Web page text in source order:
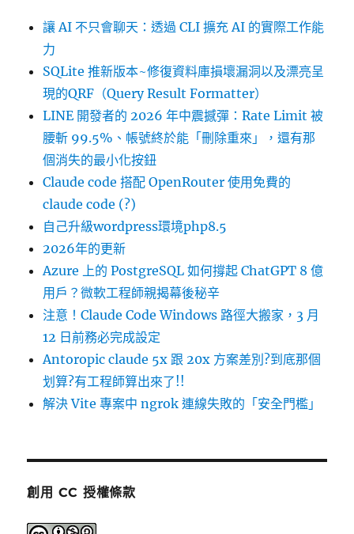
讓 AI 不只會聊天：透過 CLI 擴充 AI 的實際工作能
力
SQLite 推新版本~修復資料庫損壞漏洞以及漂亮呈
現的QRF（Query Result Formatter）
LINE 開發者的 2026 年中震撼彈：Rate Limit 被
腰斬 99.5%、帳號終於能「刪除重來」，還有那
個消失的最小化按鈕
Claude code 搭配 OpenRouter 使用免費的
claude code (?)
自己升級wordpress環境php8.5
2026年的更新
Azure 上的 PostgreSQL 如何撐起 ChatGPT 8 億
用戶？微軟工程師親揭幕後秘辛
注意！Claude Code Windows 路徑大搬家，3 月
12 日前務必完成設定
Antoropic claude 5x 跟 20x 方案差別?到底那個
划算?有工程師算出來了!!
解決 Vite 專案中 ngrok 連線失敗的「安全門檻」
創用 CC 授權條款